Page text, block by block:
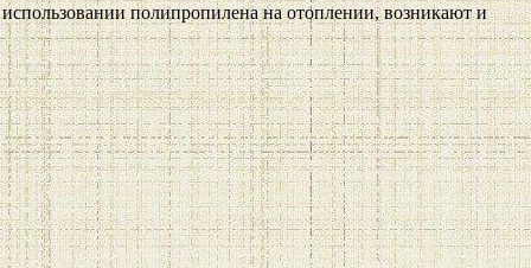
полипропилена на отоплении, возникают и